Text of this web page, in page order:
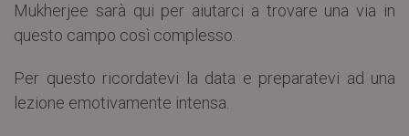
Mukherjee sarà qui per aiutarci a trovare una via in
questo campo così complesso.
Per questo ricordatevi la data e preparatevi ad una
lezione emotivamente intensa.